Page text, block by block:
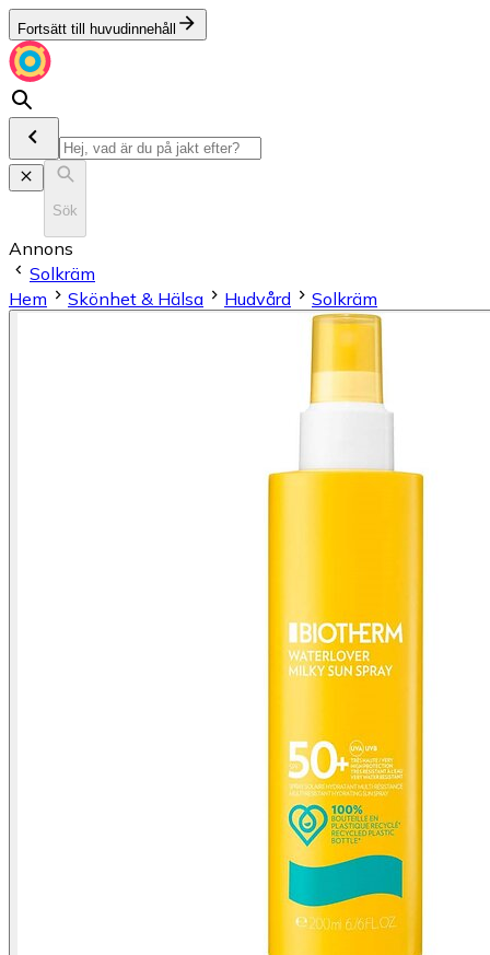
Fortsätt till huvudinnehåll
Sök
Annons
Solkräm
Hem
Skönhet & Hälsa Hudvård Solkräm